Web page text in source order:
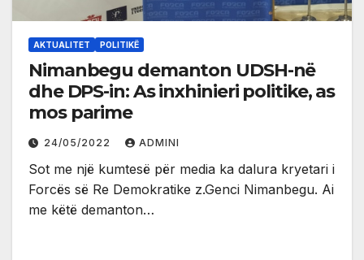
AKTUALITET POLITIKË
Nimanbegu demanton UDSH-në
dhe DPS-in: As inxhinieri politike, as
mos parime
24/05/2022 ADMINI
Sot me një kumtesë për media ka dalura kryetari i
Forcës së Re Demokratike z.Genci Nimanbegu. Ai
me këtë demanton…